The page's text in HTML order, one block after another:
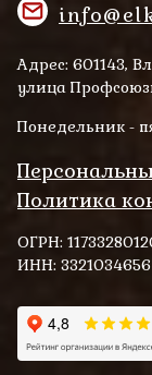
Адрес: 601143,
улица
Понедельник -
Политика
ОГРН:
ИНН: 3321034656